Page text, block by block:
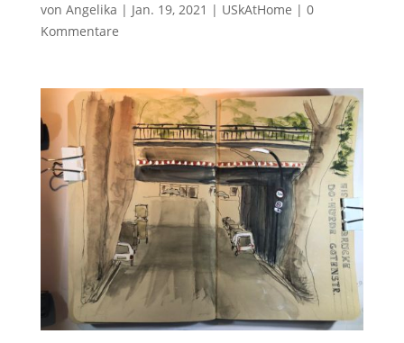
von Angelika | Jan. 19, 2021 | USkAtHome | 0
Kommentare